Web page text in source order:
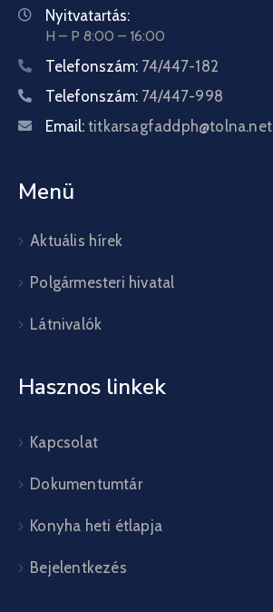
Nyitvatartás:
H – P 8:00 – 16:00
Telefonszám: 74/447-182
Telefonszám: 74/447-998
Email: titkarsagfaddph@tolna.net
Menü
Aktuális hírek
Polgármesteri hivatal
Látnivalók
Hasznos linkek
Kapcsolat
Dokumentumtár
Konyha heti étlapja
Bejelentkezés